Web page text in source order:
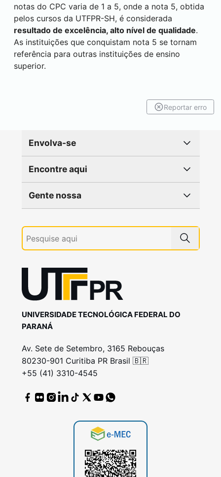
notas do CPC varia de 1 a 5, onde a nota 5, obtida
pelos cursos da UTFPR-SH, é considerada
resultado de excelência, alto nível de qualidade.
As instituições que conquistam nota 5 se tornam
referência para outras instituições de ensino
superior.
Reportar erro
Envolva-se
Encontre aqui
Gente nossa
UNIVERSIDADE TECNOLÓGICA FEDERAL DO
PARANÁ
Av. Sete de Setembro, 3165 Rebouças
80230-901 Curitiba PR Brasil 🇧🇷
+55 (41) 3310-4545